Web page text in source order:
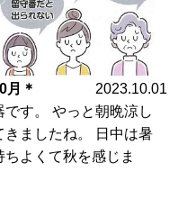
月＊
2023.10.01
す。 やっと朝晩涼し
きましたね。 日中は暑
よくて秋を感じま